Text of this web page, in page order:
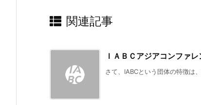
関連記事
ＩＡＢＣアジアコンファ
さて、IABCという団体の特徴は